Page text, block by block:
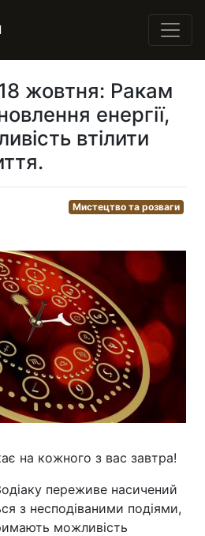
жовтня: Ракам
енергії,
втілити
Мистецтво та розваги
на кожного з вас завтра!
переживе насичений
з несподіваними подіями,
можливість